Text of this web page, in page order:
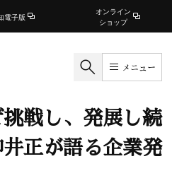
電子版
オンライン
ショップ
メニュー
戦し、発展し続
正が語る企業発